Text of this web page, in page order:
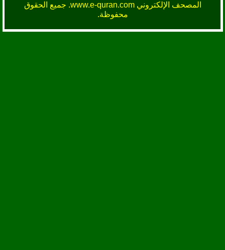
المصحف الإلكتروني www.e-quran.com. جميع الحقوق
محفوظة.